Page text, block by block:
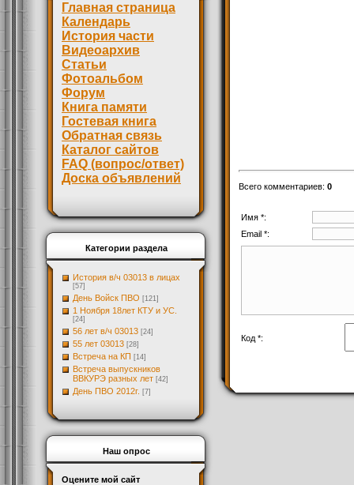
Главная страница
Календарь
История части
Видеоархив
Статьи
Фотоальбом
Форум
Книга памяти
Гостевая книга
Обратная связь
Каталог сайтов
FAQ (вопрос/ответ)
Доска объявлений
Категории раздела
История в/ч 03013 в лицах
[57]
День Войск ПВО [121]
1 Ноября 18лет КТУ и УС.
[24]
56 лет в/ч 03013 [24]
55 лет 03013 [28]
Встреча на КП [14]
Встреча выпускников
ВВКУРЭ разных лет [42]
День ПВО 2012г. [7]
Наш опрос
Оцените мой сайт
Всего комментариев: 0
Имя *:
Email *:
Код *: